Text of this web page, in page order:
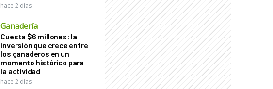
hace 2 días
Ganadería
Cuesta $6 millones: la
inversión que crece entre
los ganaderos en un
momento histórico para
la actividad
hace 2 días